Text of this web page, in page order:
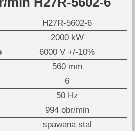
H27R-5602-6
2000 kW
6000 V +/-10%
560 mm
6
50 Hz
994 obr/min
spawana stal